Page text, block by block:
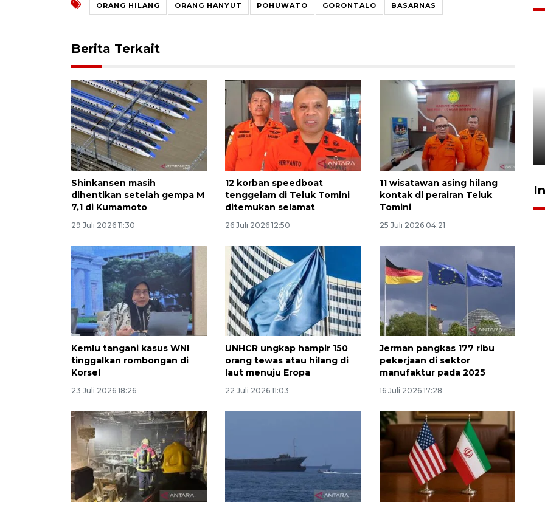
ORANG HILANG ORANG HANYUT POHUWATO GORONTALO BASARNAS
Berita Terkait
Shinkansen masih
dihentikan setelah gempa M
7,1 di Kumamoto
29 Juli 2026 11:30
12 korban speedboat
tenggelam di Teluk Tomini
ditemukan selamat
26 Juli 2026 12:50
11 wisatawan asing hilang
kontak di perairan Teluk
Tomini
25 Juli 2026 04:21
Kemlu tangani kasus WNI
tinggalkan rombongan di
Korsel
23 Juli 2026 18:26
UNHCR ungkap hampir 150
orang tewas atau hilang di
laut menuju Eropa
22 Juli 2026 11:03
Jerman pangkas 177 ribu
pekerjaan di sektor
manufaktur pada 2025
16 Juli 2026 17:28
SPPG di Gorontalo jaga
kandungan gizi paket MBG
Ramadhan
23 Februari 2026 18:20